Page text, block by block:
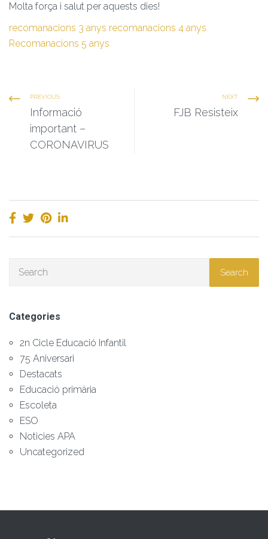
Molta força i salut per aquests dies!
recomanacions 3 anys recomanacions 4 anys
Recomanacions 5 anys
PREVIOUS
Informació
important –
CORONAVIRUS
NEXT
FJB Resisteix
Search
Categories
2n Cicle Educació Infantil
75 Aniversari
Destacats
Educació primària
Escoleta
ESO
Noticies APA
Uncategorized